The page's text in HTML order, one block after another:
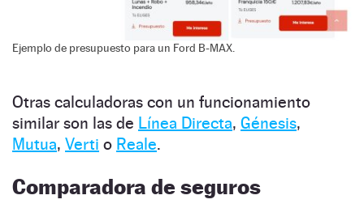
Ejemplo de presupuesto para un Ford B-MAX.
Otras calculadoras con un funcionamiento
similar son las de Línea Directa, Génesis,
Mutua, Verti o Reale.
Comparadora de seguros